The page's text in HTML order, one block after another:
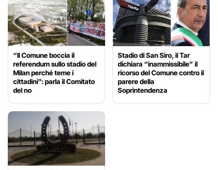
“Il Comune boccia il
referendum sullo stadio del
Milan perché teme i
cittadini”: parla il Comitato
del no
Stadio di San Siro, il Tar
dichiara “inammissibile” il
ricorso del Comune contro il
parere della
Soprintendenza